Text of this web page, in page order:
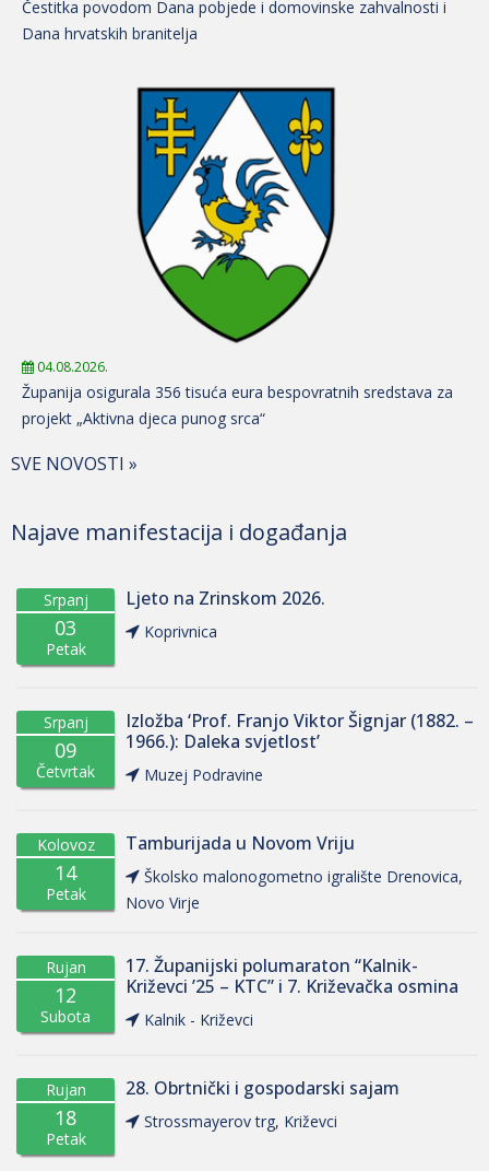
Čestitka povodom Dana pobjede i domovinske zahvalnosti i
Dana hrvatskih branitelja
04.08.2026.
Županija osigurala 356 tisuća eura bespovratnih sredstava za
projekt „Aktivna djeca punog srca“
SVE NOVOSTI »
Najave manifestacija i događanja
Srpanj
03
Petak
Ljeto na Zrinskom 2026.
Koprivnica
Srpanj
09
Četvrtak
Izložba ‘Prof. Franjo Viktor Šignjar (1882. –
1966.): Daleka svjetlost’
Muzej Podravine
Kolovoz
14
Petak
Tamburijada u Novom Vriju
Školsko malonogometno igralište Drenovica,
Novo Virje
Rujan
12
Subota
17. Županijski polumaraton “Kalnik-
Križevci ’25 – KTC” i 7. Križevačka osmina
Kalnik - Križevci
Rujan
18
Petak
28. Obrtnički i gospodarski sajam
Strossmayerov trg, Križevci